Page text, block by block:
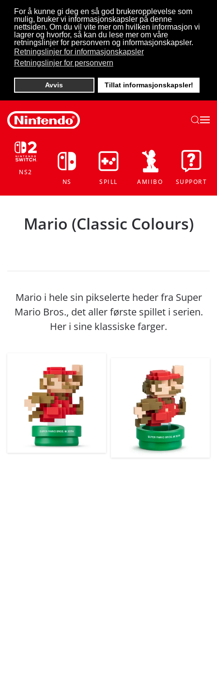
For å kunne gi deg en så god brukeropplevelse som
mulig, bruker vi informasjonskapsler på denne
nettsiden. Om du vil vite mer om hvilken informasjon vi
lagrer og hvorfor, så kan du lese mer om våre
retningslinjer for personvern og informasjonskapsler.
Retningslinjer for informasjonskapsler
Retningslinjer for personvern
Avvis Tillat informasjonskapsler!
Skip to main content
NS2
NS
SPILL AMIIBO SUPPORT
Mario (Classic Colours)
Mario i hele sin pikselerte heder fra Super
Mario Bros., det aller første spillet i serien.
Her i sine klassiske farger.